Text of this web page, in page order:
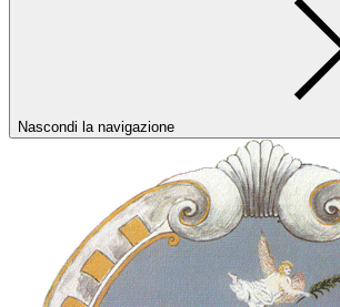
Nascondi la navigazione